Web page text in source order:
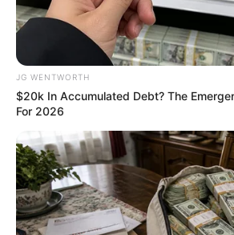
อ.มิก พชร ทูตเทวะ ทำนายดวงรายเดือน 12
2568 โชคชะตาของคุณในด้านต่างๆ จะเป็นอย่
ด้านล่างครับ
Home ดูดวงรายเดือน/ เช็กเลย ดวงพฤศจิกา
โดย อ.มิก พชร ทูตเทวะ
ดูดวงรายเดือน|
30 ต.ค. 2025
แบ่งปัน
JG WENTWORTH
$20k In Accumulated Debt? The
For 2026